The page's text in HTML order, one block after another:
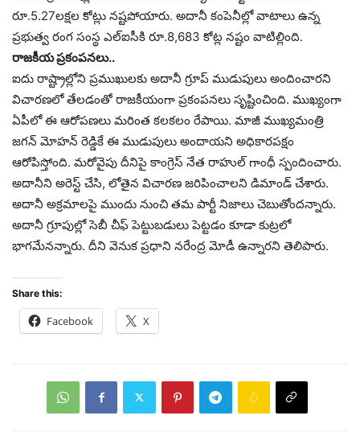
రూ.5.27లక్షల కోట్లు నష్టపోయారు. అదానీ కంపెనీల్లో వాటాలు ఉన్న
ప్రభుత్వ రంగ సంస్థ ఎల్ఐసీకి రూ.8,683 కోట్ల నష్టం వాటిల్లింది.
రాజకీయ ప్రకంపనలు..
ఐదు రాష్ట్రాల్లోని ప్రముఖులకు అదానీ గ్రూప్ ముడుపులు అందించారని
విచారణలో తేలడంతో రాజకీయంగా ప్రకంపనలు సృష్టించింది. ముఖ్యంగా
ఏపీలో ఈ ఆరోపణలు మరింత కలకలం రేపాయి. మాజీ ముఖ్యమంత్రి
జగన్ మోహన్ రెడ్డికే ఈ ముడుపులు అందాయని అధికారపక్షం
ఆరోపిస్తోంది. మరోవైపు దీనిపై కాంగ్రెస్ నేత రాహుల్ గాంధీ స్పందించారు.
అదానీని అరెస్ట్ చేసి, లోతైన విచారణ జరిపించాలని డిమాండ్ చేశారు.
అదానీ అక్రమాలపై ముందు నుంచి తమ పార్టీ నిజాలు చెబుతోందన్నారు.
అదానీ గ్రూపుల్లో సెబీ చీఫ్ పెట్టుబడులు పెట్టడం కూడా కుట్రలో
భాగమేనన్నారు. దీని వెనుక ప్రధాని నరేంద్ర మోడీ ఉన్నారని తెలిపారు.
Share this:
Facebook X